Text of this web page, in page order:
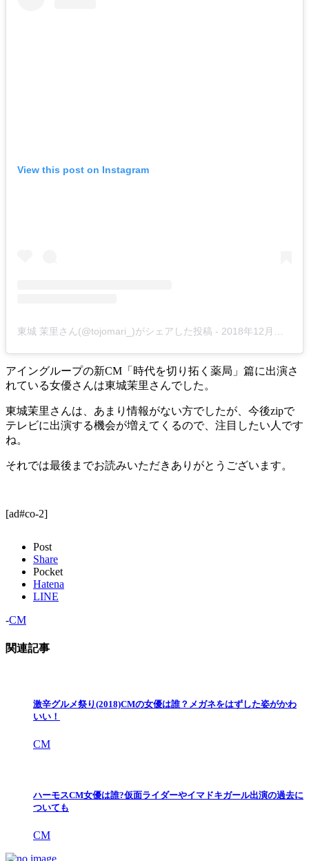
View this post on Instagram
東城 茉里さん(@tojomari_)がシェアした投稿 - 2018年12月月31日午前5時02分PST
アイングループの新CM「時代を切り拓く薬局」篇に出演さ
れている女優さんは東城茉里さんでした。
東城茉里さんは、あまり情報がない方でしたが、今後zipで
テレビに出演する機会が増えてくるので、注目したい人です
ね。
それでは最後までお読みいただきありがとうございます。
[ad#co-2]
Post
Share
Pocket
Hatena
LINE
-CM
関連記事
激辛グルメ祭り(2018)CMの女優は誰？メガネをはずした姿がかわ
いい！
CM
ハーモスCM女優は誰?仮面ライダーやイマドキガール出演の過去に
ついても
CM